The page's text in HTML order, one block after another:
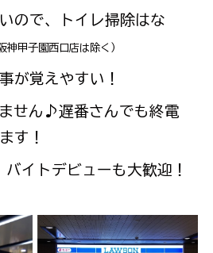
ので、トイレ掃除はな
甲子園西口店は除く）
が覚えやすい！
せん♪遅番さんでも終電
す！
イトデビューも大歓迎！